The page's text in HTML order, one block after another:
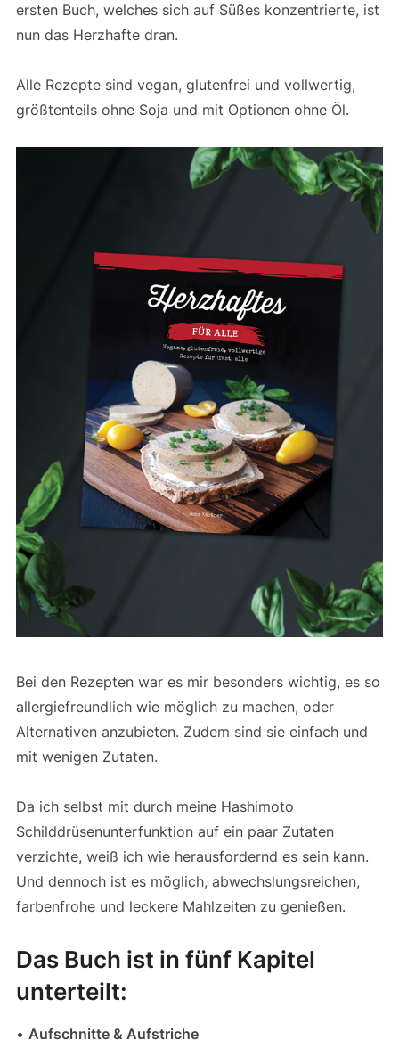
ersten Buch, welches sich auf Süßes konzentrierte, ist
nun das Herzhafte dran.
Alle Rezepte sind vegan, glutenfrei und vollwertig,
größtenteils ohne Soja und mit Optionen ohne Öl.
Bei den Rezepten war es mir besonders wichtig, es so
allergiefreundlich wie möglich zu machen, oder
Alternativen anzubieten. Zudem sind sie einfach und
mit wenigen Zutaten.
Da ich selbst mit durch meine Hashimoto
Schilddrüsenunterfunktion auf ein paar Zutaten
verzichte, weiß ich wie herausfordernd es sein kann.
Und dennoch ist es möglich, abwechslungsreichen,
farbenfrohe und leckere Mahlzeiten zu genießen.
Das Buch ist in fünf Kapitel
unterteilt:
• Aufschnitte & Aufstriche